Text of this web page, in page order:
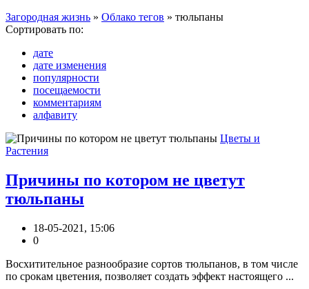
Загородная жизнь » Облако тегов » тюльпаны
Сортировать по:
дате
дате изменения
популярности
посещаемости
комментариям
алфавиту
Цветы и
Растения
Причины по котором не цветут
тюльпаны
18-05-2021, 15:06
0
Восхитительное разнообразие сортов тюльпанов, в том числе
по срокам цветения, позволяет создать эффект настоящего ...